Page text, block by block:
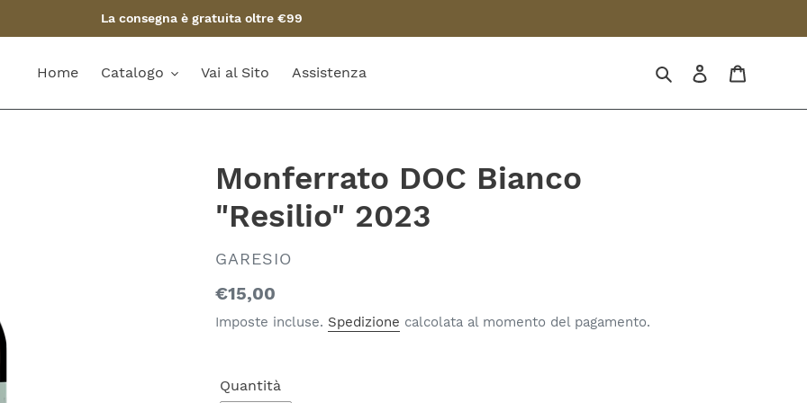
La consegna è gratuita oltre €99
Home Catalogo Vai al Sito Assistenza Cerca Accedi
Monferrato DOC Bianco
"Resilio" 2023
VENDITORE
GARESIO
Prezzo
di
€15,00
Imposte incluse. Spedizione calcolata al momento del pagamento.
Quantità